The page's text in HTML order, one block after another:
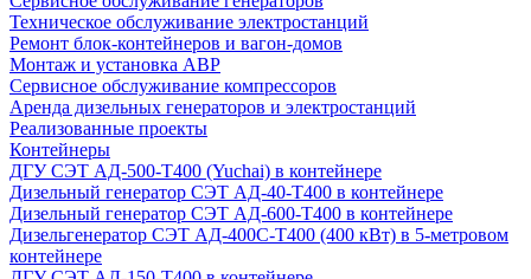
Техническое обслуживание электростанций
Ремонт блок-контейнеров и вагон-домов
Монтаж и установка АВР
Сервисное обслуживание компрессоров
Аренда дизельных генераторов и электростанций
Реализованные проекты
Контейнеры
ДГУ СЭТ АД-500-Т400 (Yuchai) в контейнере
Дизельный генератор СЭТ АД-40-Т400 в контейнере
Дизельный генератор СЭТ АД-600-Т400 в контейнере
Дизельгенератор СЭТ АД-400С-Т400 (400 кВт) в 5-метровом
контейнере